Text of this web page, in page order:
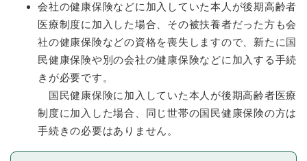
会社の健康保険などに加入していた本人が後期高齢者
医療制度に加入した場合、その被扶養者だった方も会
社の健康保険などの資格を喪失しますので、新たに国
民健康保険や別の会社の健康保険などに加入する手続
きが必要です。
国民健康保険に加入していた本人が後期高齢者医療
制度に加入した場合、同じ世帯の国民健康保険の方は
手続きの必要はありません。